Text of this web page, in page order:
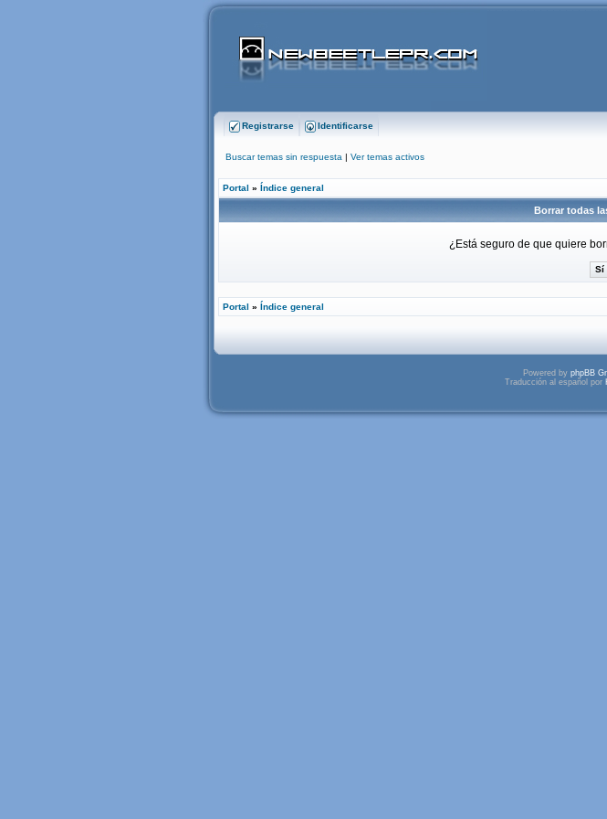
Registrarse Identificarse
Buscar temas sin respuesta | Ver temas activos
Portal » Índice general
Borrar todas
¿Está seguro de que quiere
Portal » Índice general
Powered by phpBB
Traducción al español por